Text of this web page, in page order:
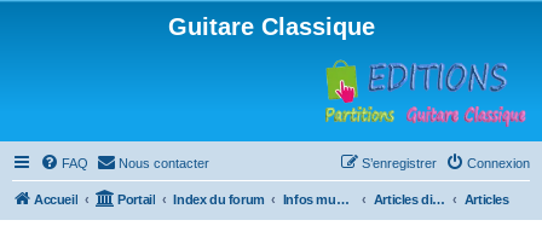
Guitare Classique
FAQ Nous contacter Connexion
S’enregistrer
Accueil Portail Index du forum Infos musicales Articles divers Articles